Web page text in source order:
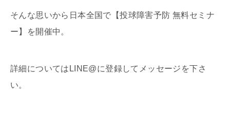
そんな思いから日本全国で【投球障害予防 無料セミナ
ー】を開催中。
詳細についてはLINE@に登録してメッセージを下さ
い。